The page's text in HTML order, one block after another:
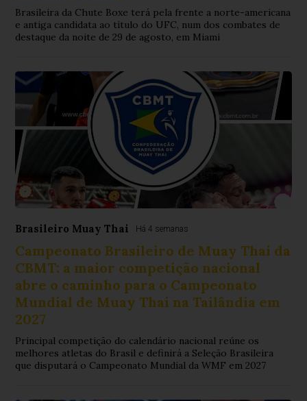
Brasileira da Chute Boxe terá pela frente a norte-americana
e antiga candidata ao título do UFC, num dos combates de
destaque da noite de 29 de agosto, em Miami
Brasileiro Muay Thai Há 4 semanas
Campeonato Brasileiro de Muay Thai da
CBMT: a maior competição nacional
abre o caminho para o Campeonato
Mundial de Muay Thai na Tailândia em
2027
Principal competição do calendário nacional reúne os
melhores atletas do Brasil e definirá a Seleção Brasileira
que disputará o Campeonato Mundial da WMF em 2027